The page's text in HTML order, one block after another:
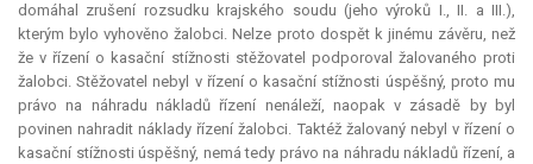
domáhal zrušení rozsudku krajského soudu (jeho výroků I., II. a III.),
kterým bylo vyhověno žalobci. Nelze proto dospět k jinému závěru, než
že v řízení o kasační stížnosti stěžovatel podporoval žalovaného proti
žalobci. Stěžovatel nebyl v řízení o kasační stížnosti úspěšný, proto mu
právo na náhradu nákladů řízení nenáleží, naopak v zásadě by byl
povinen nahradit náklady řízení žalobci. Taktéž žalovaný nebyl v řízení o
kasační stížnosti úspěšný, nemá tedy právo na náhradu nákladů řízení, a